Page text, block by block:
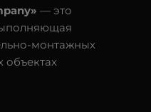
— это
монтажных
объектах